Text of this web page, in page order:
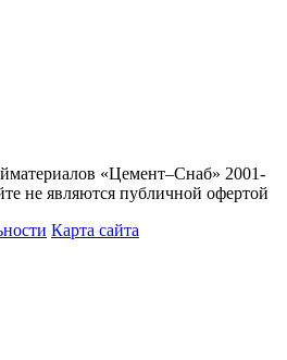
«Цемент–Снаб» 2001-
не являются публичной офертой
Карта сайта